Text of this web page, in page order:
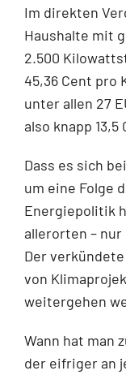
Im direkten
Haushalte mit
2.500
45,36 Cent
unter allen 27
also knapp
Dass es sich
um eine Folge
Energiepolitik
allerorten –
Der
von
weitergehen
Wann hat man
der eifriger an